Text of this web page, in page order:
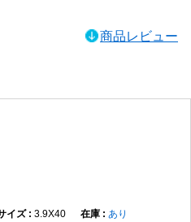
商品レビュー
3.9X40
あり